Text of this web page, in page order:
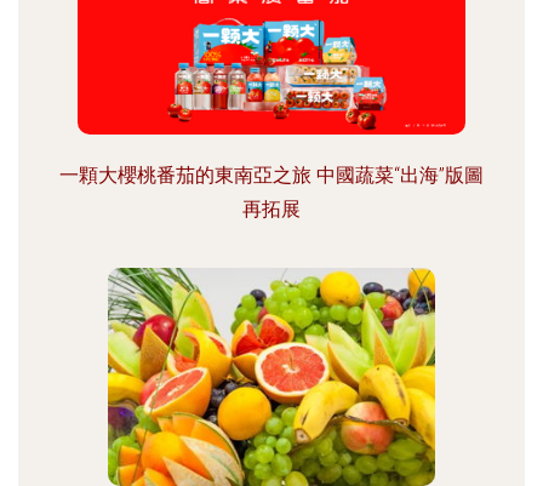
一顆大櫻桃番茄的東南亞之旅 中國蔬菜“出海”版圖
再拓展